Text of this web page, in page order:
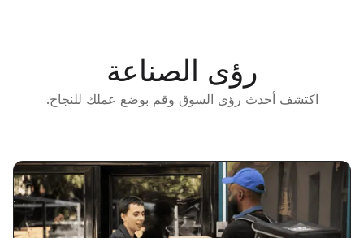
رؤى الصناعة
اكتشف أحدث رؤى السوق وقم بوضع عملك للنجاح.